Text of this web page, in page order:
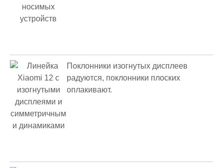
Поклонники изогнутых дисплеев
радуются, поклонники плоских
оплакивают.